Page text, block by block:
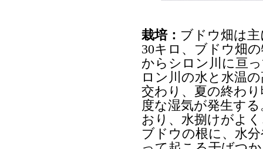
栽培： ブドウ畑は
30キロ、ブドウ畑
からシロン川に亘
ロン川の水と水温
交わり、夏の終わ
度な湿気が発生す
おり、水捌けがよ
ブドウの根に、水